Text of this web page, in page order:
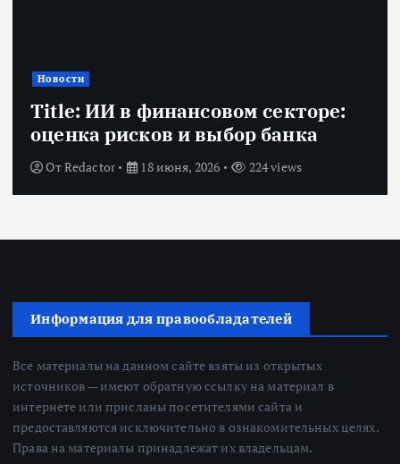
Новости
Title: ИИ в финансовом секторе:
оценка рисков и выбор банка
ОтRedactor 18 июня, 2026 224 views
Информация для правообладателей
Все материалы на данном сайте взяты из открытых
источников — имеют обратную ссылку на материал в
интернете или присланы посетителями сайта и
предоставляются исключительно в ознакомительных целях.
Права на материалы принадлежат их владельцам.